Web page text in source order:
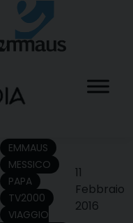
EMMAUS
MESSICO
PAPA
TV2000
VIAGGIO
11
Febbraio
2016